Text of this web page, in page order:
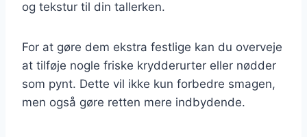
og tekstur til din tallerken.
For at gøre dem ekstra festlige kan du overveje
at tilføje nogle friske krydderurter eller nødder
som pynt. Dette vil ikke kun forbedre smagen,
men også gøre retten mere indbydende.